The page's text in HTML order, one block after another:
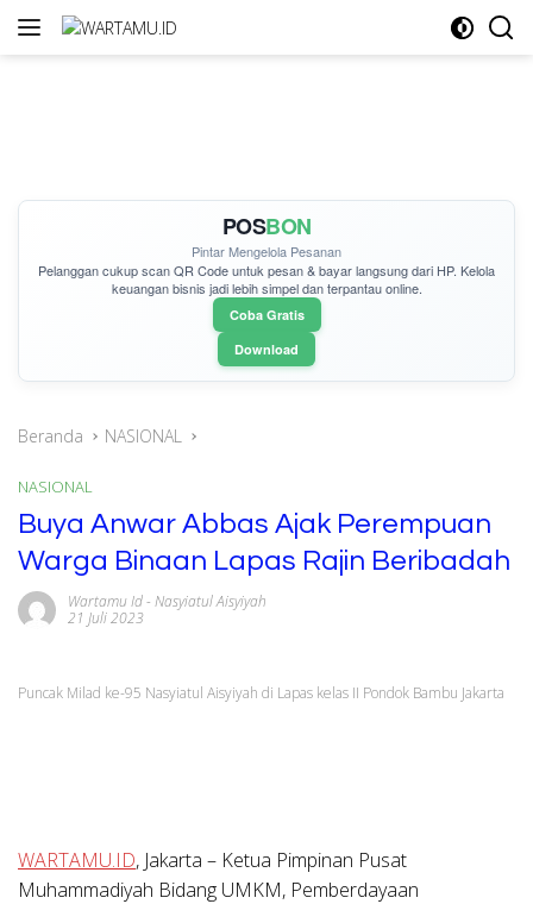
Langsung
POSBON
Pintar Mengelola Pesanan
Pelanggan cukupscan QR Codeuntuk pesan & bayar langsung dari HP. Kelola
keuangan bisnis jadi lebih simpel dan terpantau online.
Coba Gratis
Download
Beranda NASIONAL
NASIONAL
Buya Anwar Abbas Ajak Perempuan
Warga Binaan Lapas Rajin Beribadah
Wartamu Id- Nasyiatul Aisyiyah
21 Juli 2023
Puncak Milad ke-95 Nasyiatul Aisyiyah di Lapas kelas II Pondok Bambu Jakarta
WARTAMU.ID, Jakarta – Ketua Pimpinan Pusat
Muhammadiyah Bidang UMKM, Pemberdayaan